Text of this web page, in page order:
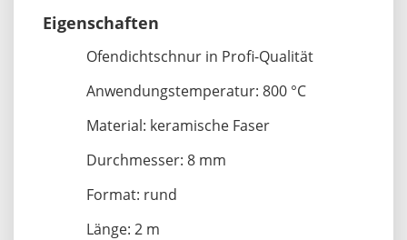
Eigenschaften
Ofendichtschnur in Profi-Qualität
Anwendungstemperatur: 800 °C
Material: keramische Faser
Durchmesser: 8 mm
Format: rund
Länge: 2 m